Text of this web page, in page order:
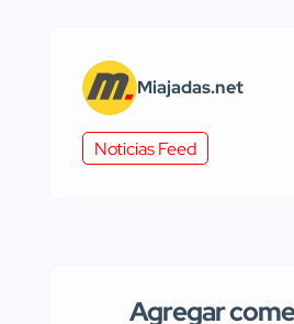
Miajadas.net
Noticias Feed
Agregar